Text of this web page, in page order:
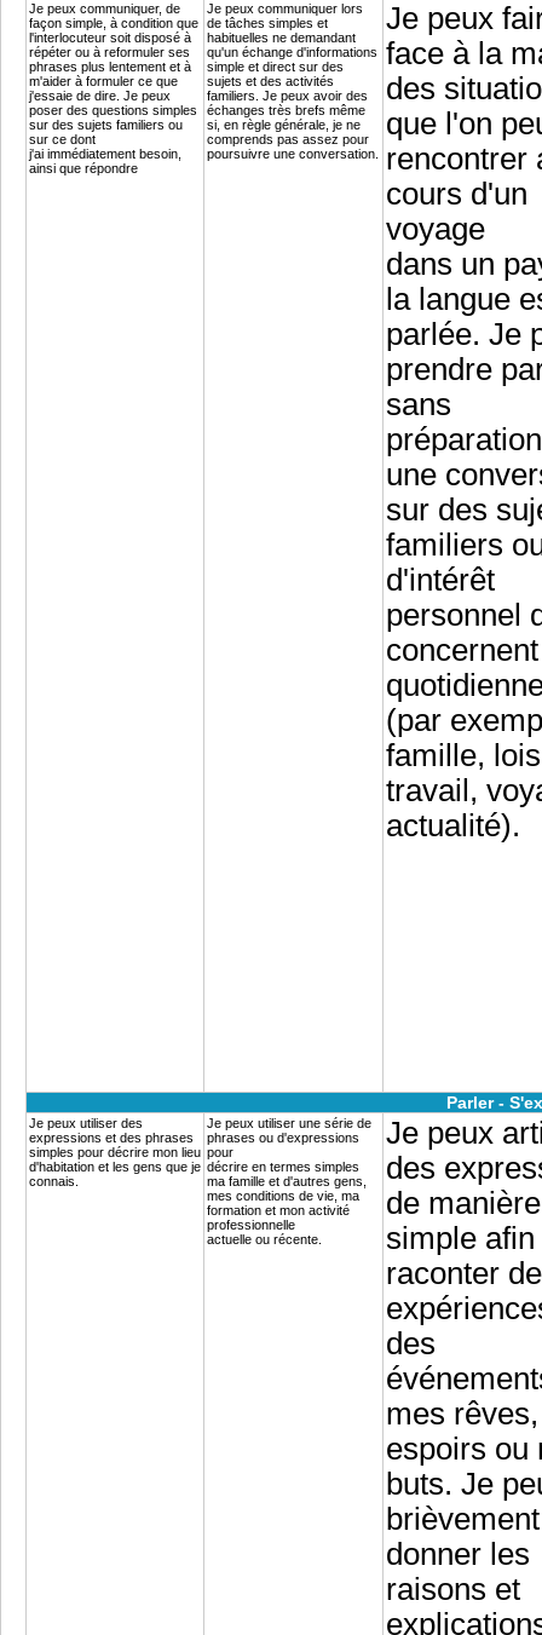
Je peux communiquer, de
façon simple, à condition que
l'interlocuteur soit disposé à
répéter ou à reformuler ses
phrases plus lentement et à
m'aider à formuler ce que
j'essaie de dire. Je peux
poser des questions simples
sur des sujets familiers ou
sur ce dont
j'ai immédiatement besoin,
ainsi que répondre
Je peux communiquer lors
de tâches simples et
habituelles ne demandant
qu'un échange d'informations
simple et direct sur des
sujets et des activités
familiers. Je peux avoir des
échanges très brefs même
si, en règle générale, je ne
comprends pas assez pour
poursuivre une conversation.
Je peux
face à la
des
que l'on
rencontrer
cours d'un
voyage
dans un
la langue
parlée. Je
prendre
sans
une
sur des
familiers
d'intérêt
personnel
(par
famille,
travail,
actualité).
Parler -
Je peux utiliser des
expressions et des phrases
simples pour décrire mon lieu
d'habitation et les gens que je
connais.
Je peux utiliser une série de
phrases ou d'expressions
pour
décrire en termes simples
ma famille et d'autres gens,
mes conditions de vie, ma
formation et mon activité
professionnelle
actuelle ou récente.
Je peux
des
de manière
simple afin
raconter
des
mes
espoirs ou
buts. Je
brièvement
donner les
raisons et